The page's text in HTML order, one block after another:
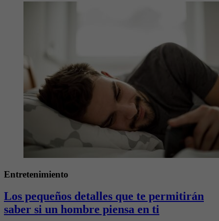
Entretenimiento
Los pequeños detalles que te permitirán
saber si un hombre piensa en ti